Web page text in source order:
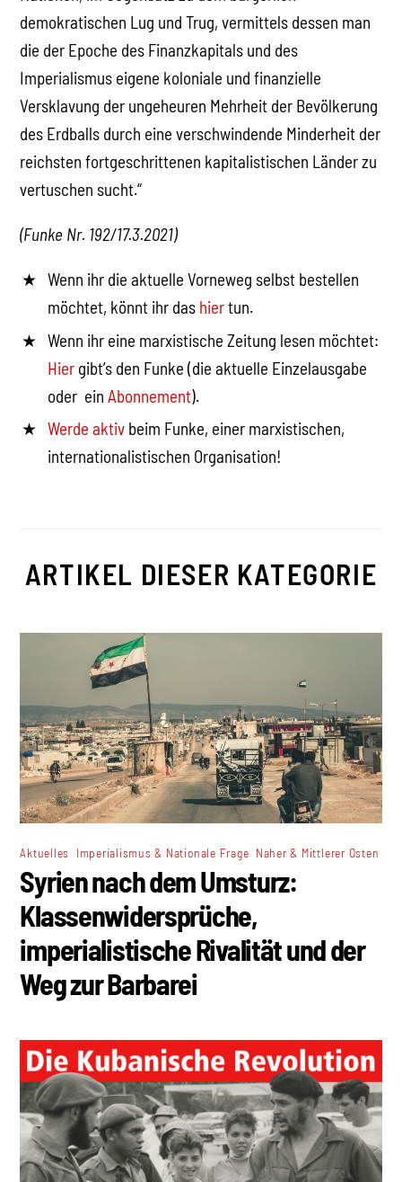
demokratischen Lug und Trug, vermittels dessen man
die der Epoche des Finanzkapitals und des
Imperialismus eigene koloniale und finanzielle
Versklavung der ungeheuren Mehrheit der Bevölkerung
des Erdballs durch eine verschwindende Minderheit der
reichsten fortgeschrittenen kapitalistischen Länder zu
vertuschen sucht.“
(Funke Nr. 192/17.3.2021)
Wenn ihr die aktuelle Vorneweg selbst bestellen
möchtet, könnt ihr das hiertun.
Wenn ihr eine marxistische Zeitung lesen möchtet:
Hiergibt’s den Funke (die aktuelle Einzelausgabe
oder ein Abonnement).
Werde aktivbeim Funke, einer marxistischen,
internationalistischen Organisation!
ARTIKEL DIESER KATEGORIE
Aktuelles Imperialismus & Nationale Frage Naher & Mittlerer Osten
Syrien nach dem Umsturz:
Klassenwidersprüche,
imperialistische Rivalität und der
Weg zur Barbarei